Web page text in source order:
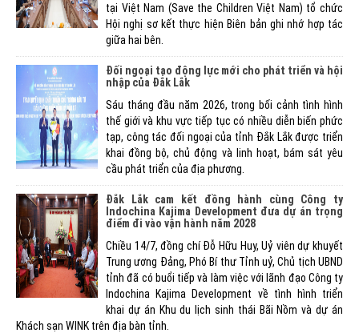
tại Việt Nam (Save the Children Việt Nam) tổ chức
Hội nghị sơ kết thực hiện Biên bản ghi nhớ hợp tác
giữa hai bên.
Đối ngoại tạo động lực mới cho phát triển và hội
nhập của Đắk Lắk
Sáu tháng đầu năm 2026, trong bối cảnh tình hình
thế giới và khu vực tiếp tục có nhiều diễn biến phức
tạp, công tác đối ngoại của tỉnh Đắk Lắk được triển
khai đồng bộ, chủ động và linh hoạt, bám sát yêu
cầu phát triển của địa phương.
Đắk Lắk cam kết đồng hành cùng Công ty
Indochina Kajima Development đưa dự án trọng
điểm đi vào vận hành năm 2028
Chiều 14/7, đồng chí Đỗ Hữu Huy, Uỷ viên dự khuyết
Trung ương Đảng, Phó Bí thư Tỉnh uỷ, Chủ tịch UBND
tỉnh đã có buổi tiếp và làm việc với lãnh đạo Công ty
Indochina Kajima Development về tình hình triển
khai dự án Khu du lịch sinh thái Bãi Nồm và dự án
Khách sạn WINK trên địa bàn tỉnh.